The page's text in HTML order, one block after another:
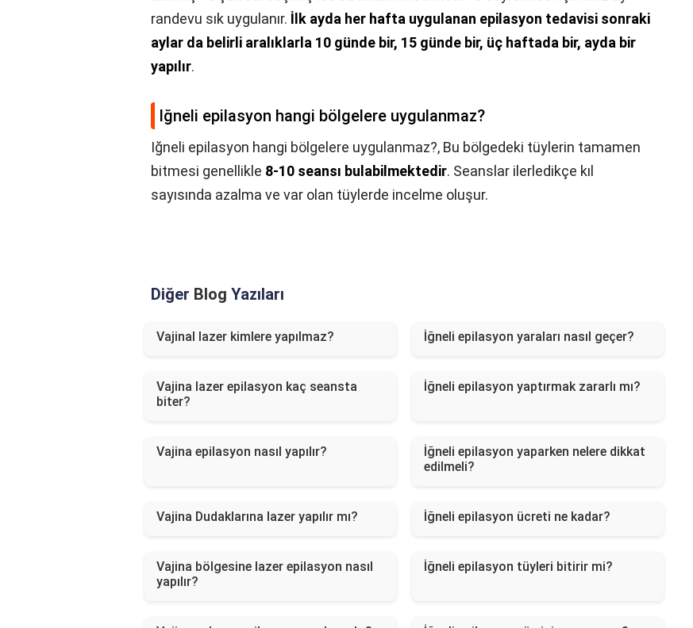
randevu sık uygulanır. İlk ayda her hafta uygulanan epilasyon tedavisi sonraki
aylar da belirli aralıklarla 10 günde bir, 15 günde bir, üç haftada bir, ayda bir
yapılır.
Iğneli epilasyon hangi bölgelere uygulanmaz?
Iğneli epilasyon hangi bölgelere uygulanmaz?, Bu bölgedeki tüylerin tamamen
bitmesi genellikle 8-10 seansı bulabilmektedir. Seanslar ilerledikçe kıl
sayısında azalma ve var olan tüylerde incelme oluşur.
Diğer Blog Yazıları
Vajinal lazer kimlere yapılmaz? İğneli epilasyon yaraları nasıl geçer?
Vajina lazer epilasyon kaç seansta
biter?
İğneli epilasyon yaptırmak zararlı mı?
Vajina epilasyon nasıl yapılır?
İğneli epilasyon yaparken nelere dikkat
edilmeli?
Vajina Dudaklarına lazer yapılır mı? İğneli epilasyon ücreti ne kadar?
Vajina bölgesine lazer epilasyon nasıl
yapılır?
İğneli epilasyon tüyleri bitirir mi?